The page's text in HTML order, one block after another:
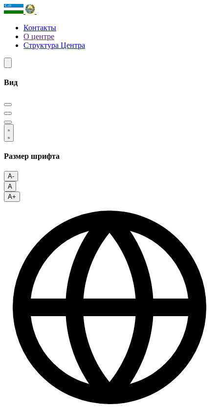
Контакты
О центре
Структура Центра
Вид
Размер шрифта
A-
A
A+